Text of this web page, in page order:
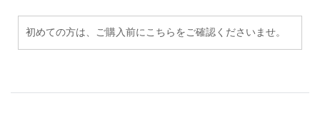
初めての方は、ご購入前にこちらをご確認くださいませ。